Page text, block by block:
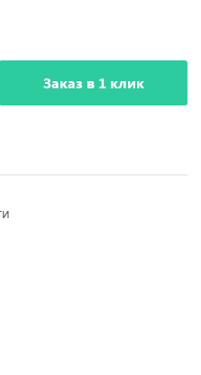
Заказ в 1 клик